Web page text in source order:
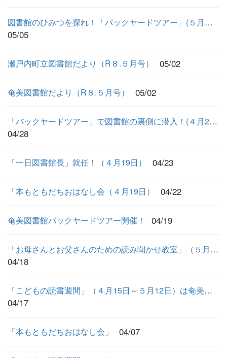
図書館のひみつを探れ！「バックヤードツアー」(５月３日）
05/05
瀬戸内町立図書館だより（R８.５月号） 05/02
奄美図書館だより（R８.５月号） 05/02
「バックヤードツアー」で図書館の裏側に潜入！(４月26日）
04/28
「一日図書館長」就任！（４月19日） 04/23
「本もともだちおはなし会（４月19日） 04/22
奄美図書館バックヤードツアー開催！ 04/19
「お母さんとお父さんのための読み聞かせ教室」（５月10日）
04/18
「こどもの読書週間」（４月15日～５月12日）は奄美図書館へ！
04/17
「本もともだちおはなし会」 04/07